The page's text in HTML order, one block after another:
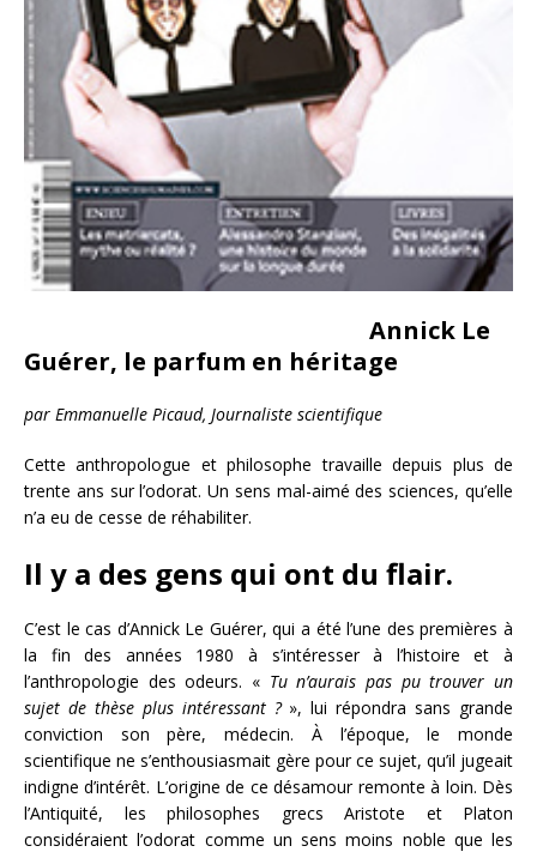
Annick Le
Guérer, le parfum en héritage
par Emmanuelle Picaud, Journaliste scientifique
Cette anthropologue et philosophe travaille depuis plus de
trente ans sur l’odorat. Un sens mal-aimé des sciences, qu’elle
n’a eu de cesse de réhabiliter.
Il y a des gens qui ont du flair.
C’est le cas d’Annick Le Guérer, qui a été l’une des premières à
la fin des années 1980 à s’intéresser à l’histoire et à
l’anthropologie des odeurs. « Tu n’aurais pas pu trouver un
sujet de thèse plus intéressant ?», lui répondra sans grande
conviction son père, médecin. À l’époque, le monde
scientifique ne s’enthousiasmait gère pour ce sujet, qu’il jugeait
indigne d’intérêt. L’origine de ce désamour remonte à loin. Dès
l’Antiquité, les philosophes grecs Aristote et Platon
considéraient l’odorat comme un sens moins noble que les